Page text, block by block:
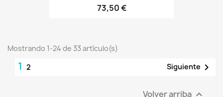
73,50 €
Mostrando 1-24 de 33 artículo(s)
1 2 Siguiente 
Volver arriba 